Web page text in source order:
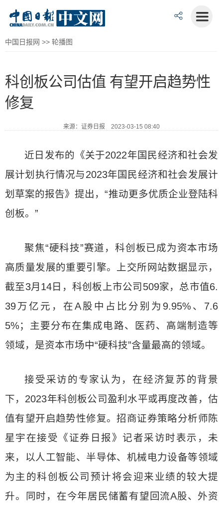
中国日报网 >> 轮播图
科创板公司估值 有望开启趋势性
修复
来源：证券日报 2023-03-15 08:40
近日发布的《关于2022年国民经济和社会发
展计划执行情况与2023年国民经济和社会发展计
划草案的报告》提出，“推动更多优质企业登陆科
创板。”
聚焦“硬科技”赛道，科创板已成为资本市场
高质量发展的重要引擎。上交所网站数据显示，
截至3月14日，科创板上市公司509家，总市值6.
39万亿元，在A股中占比分别为9.95%、7.6
5%；主要分布在集成电路、医药、高端制造等
领域，是资本市场中“硬科技”含量最高的领域。
接受采访的专家认为，在经济复苏的背景
下，2023年科创板公司盈利水平或再度改善，估
值有望开启趋势性修复。招商证券策略分析师陈
星宇在接受《证券日报》记者采访时表示，未
来，以人工智能、半导体、机械电力设备等领域
为主的科创板公司预计将会迎来业绩的较大提
升。同时，在今年居民储蓄有望回流A股、外资